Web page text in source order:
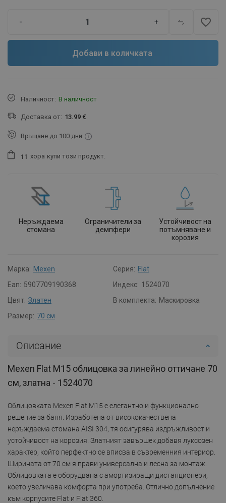
- + favorite_border
Добави в количката
Наличност: В наличност
Доставка от: 13.99 €
Връщане до 100 дни
1 1 хора купи този продукт.
Неръждаема
стомана
Ограничители за
демпфери
Устойчивост на
потъмняване и
корозия
Марка: Mexen Серия: Flat
Ean: 5907709190368 Индекс: 1524070
Цвят: Златен В комплекта: Маскировка
Размер: 70 см
Описание
Mexen Flat M15 облицовка за линейно оттичане 70
см, златна - 1524070
Облицовката Mexen Flat M15 е елегантно и функционално
решение за баня. Изработена от висококачествена
неръждаема стомана AISI 304, тя осигурява издръжливост и
устойчивост на корозия. Златният завършек добавя луксозен
характер, който перфектно се вписва в съвременния интериор.
Ширината от 70 см я прави универсална и лесна за монтаж.
Облицовката е оборудвана с амортизиращи дистанционери,
което увеличава комфорта при употреба. Отлично допълнение
към корпусите Flat и Flat 360.